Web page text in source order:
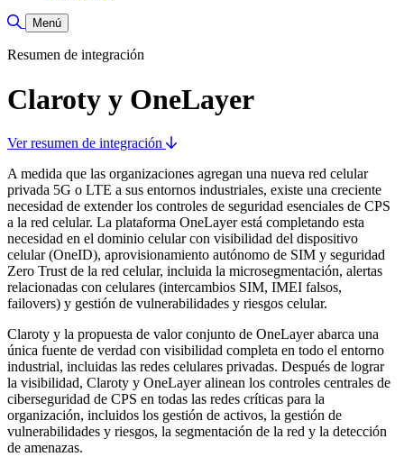
Alternar búsqueda
Menú
Resumen de integración
Claroty y OneLayer
Ver resumen de integración
A medida que las organizaciones agregan una nueva red celular
privada 5G o LTE a sus entornos industriales, existe una creciente
necesidad de extender los controles de seguridad esenciales de CPS
a la red celular. La plataforma OneLayer está completando esta
necesidad en el dominio celular con visibilidad del dispositivo
celular (OneID), aprovisionamiento autónomo de SIM y seguridad
Zero Trust de la red celular, incluida la microsegmentación, alertas
relacionadas con celulares (intercambios SIM, IMEI falsos,
failovers) y gestión de vulnerabilidades y riesgos celular.
Claroty y la propuesta de valor conjunto de OneLayer abarca una
única fuente de verdad con visibilidad completa en todo el entorno
industrial, incluidas las redes celulares privadas. Después de lograr
la visibilidad, Claroty y OneLayer alinean los controles centrales de
ciberseguridad de CPS en todas las redes críticas para la
organización, incluidos los gestión de activos, la gestión de
vulnerabilidades y riesgos, la segmentación de la red y la detección
de amenazas.